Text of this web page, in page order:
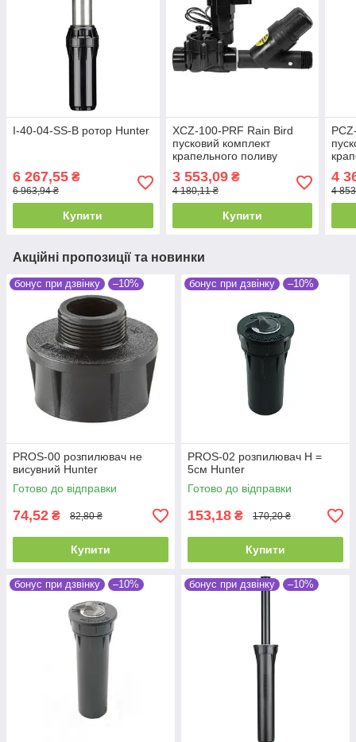
I-40-04-SS-B ротор Hunter
6 267,55 ₴
6 963,94 ₴
Купити
XCZ-100-PRF Rain Bird
пусковий комплект
крапельного поливу
3 553,09₴
4 180,11 ₴
Купити
4
4
Акційні пропозиції та новинки
бонус при дзвінку –10%
PROS-00 розпилювач не
висувний Hunter
Готово до відправки
74,52 ₴ 82,80 ₴
Купити
бонус при дзвінку –10%
PROS-02 розпилювач Н =
5см Hunter
Готово до відправки
153,18 ₴ 170,20 ₴
Купити
бонус при дзвінку –10% бонус при дзвінку –10%